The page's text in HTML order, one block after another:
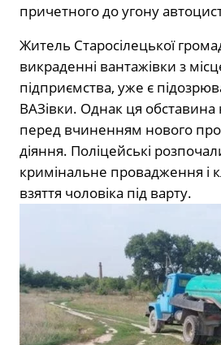
причетного до угону
Житель Старосілецької
викраденні вантажівки з
підприємства, уже є
ВАЗівки. Однак ця
перед вчиненням нового
діяння. Поліцейські
кримінальне провадження і
взяття чоловіка під варту.